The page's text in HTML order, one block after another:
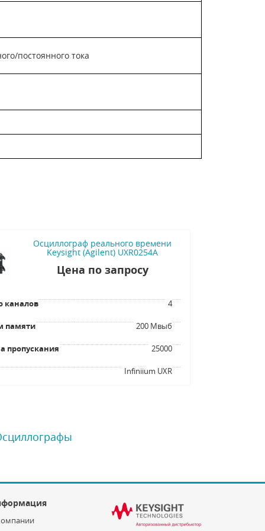
постоянного тока
Осциллограф реального времени
Keysight (Agilent) UXR0254A
Цена по запросу
каналов 4
памяти 200 Мвыб
пропускания 25000
Infiniium UXR